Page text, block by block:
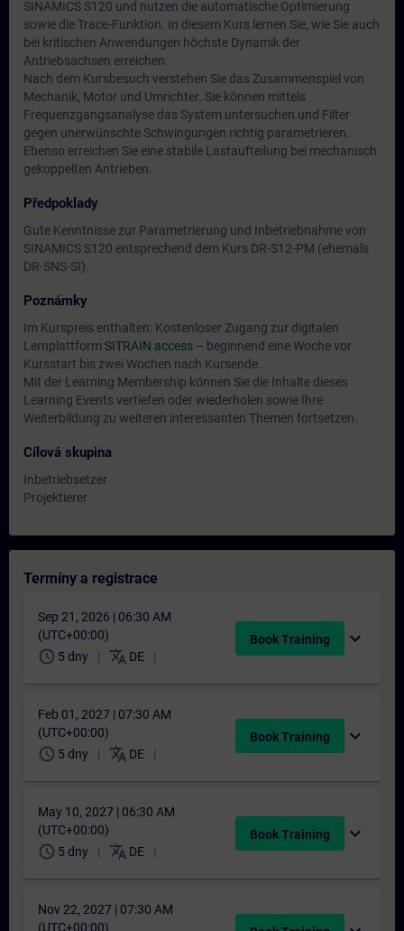
SINAMICS S120 und nutzen die automatische Optimierung
sowie die Trace-Funktion. In diesem Kurs lernen Sie, wie Sie auch
bei kritischen Anwendungen höchste Dynamik der
Antriebsachsen erreichen.
Nach dem Kursbesuch verstehen Sie das Zusammenspiel von
Mechanik, Motor und Umrichter. Sie können mittels
Frequenzgangsanalyse das System untersuchen und Filter
gegen unerwünschte Schwingungen richtig parametrieren.
Ebenso erreichen Sie eine stabile Lastaufteilung bei mechanisch
gekoppelten Antrieben.
Předpoklady
Gute Kenntnisse zur Parametrierung und Inbetriebnahme von
SINAMICS S120 entsprechend dem Kurs DR-S12-PM (ehemals
DR-SNS-SI).
Poznámky
Im Kurspreis enthalten: Kostenloser Zugang zur digitalen
Lernplattform SITRAIN access – beginnend eine Woche vor
Kursstart bis zwei Wochen nach Kursende.
Mit der Learning Membership können Sie die Inhalte dieses
Learning Events vertiefen oder wiederholen sowie Ihre
Weiterbildung zu weiteren interessanten Themen fortsetzen.
Cílová skupina
Inbetriebsetzer
Projektierer
Termíny a registrace
Sep 21, 2026 | 06:30 AM
(UTC+00:00)
schedule 5 dny translate DE
Book Training expand_more
Feb 01, 2027 | 07:30 AM
(UTC+00:00)
schedule 5 dny translate DE
Book Training expand_more
May 10, 2027 | 06:30 AM
(UTC+00:00)
schedule 5 dny translate DE
Book Training expand_more
Nov 22, 2027 | 07:30 AM
(UTC+00:00)